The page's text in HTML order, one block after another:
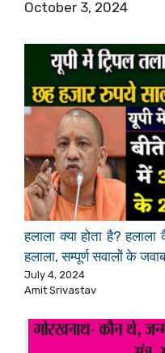
Date
October 3, 2024
हलाला क्या होता है?
हलाला, सम्पूर्ण सवालों के जवाब
July 4, 2024
Amit Srivastav